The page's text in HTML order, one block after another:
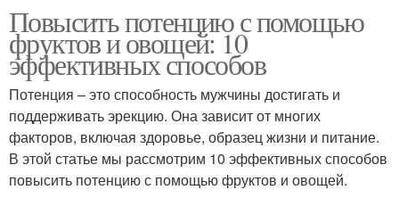
Повысить потенцию с помощью
фруктов и овощей: 10
эффективных способов
Потенция – это способность мужчины достигать и
поддерживать эрекцию. Она зависит от многих
факторов, включая здоровье, образец жизни и питание.
В этой статье мы рассмотрим 10 эффективных способов
повысить потенцию с помощью фруктов и овощей.